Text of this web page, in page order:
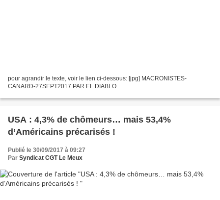
pour agrandir le texte, voir le lien ci-dessous: [jpg] MACRONISTES-
CANARD-27SEPT2017 PAR EL DIABLO
USA : 4,3% de chômeurs… mais 53,4%
d’Américains précarisés !
Publié le 30/09/2017 à 09:27
Par Syndicat CGT Le Meux